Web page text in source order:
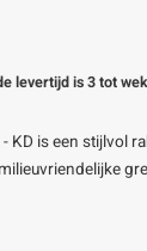
levertijd is 3 tot
is een stijlvol